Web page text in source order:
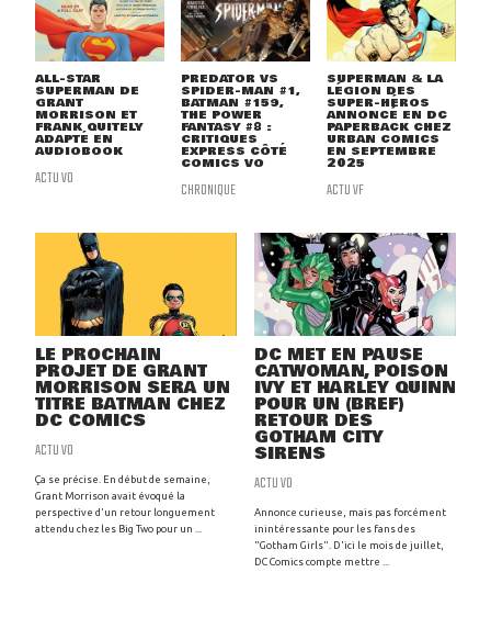
ALL-STAR
SUPERMAN DE
GRANT
MORRISON ET
FRANK QUITELY
ADAPTÉ EN
AUDIOBOOK
ACTU VO
PREDATOR VS
SPIDER-MAN #1,
BATMAN #159,
THE POWER
FANTASY #8 :
CRITIQUES
EXPRESS CÔTÉ
COMICS VO
CHRONIQUE
SUPERMAN & LA
LÉGION DES
SUPER-HÉROS
ANNONCÉ EN DC
PAPERBACK CHEZ
URBAN COMICS
EN SEPTEMBRE
2025
ACTU VF
LE PROCHAIN
PROJET DE GRANT
MORRISON SERA UN
TITRE BATMAN CHEZ
DC COMICS
ACTU VO
Ça se précise. En début de semaine,
Grant Morrison avait évoqué la
perspective d'un retour longuement
attendu chez les Big Two pour un ...
DC MET EN PAUSE
CATWOMAN, POISON
IVY ET HARLEY QUINN
POUR UN (BREF)
RETOUR DES
GOTHAM CITY
SIRENS
ACTU VO
Annonce curieuse, mais pas forcément
inintéressante pour les fans des
"Gotham Girls". D'ici le mois de juillet,
DC Comics compte mettre ...